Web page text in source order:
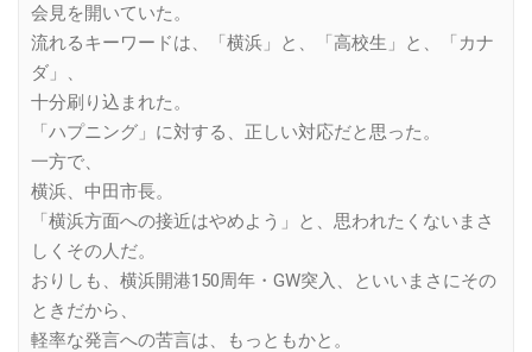
会見を開いていた。
流れるキーワードは、「横浜」と、「高校生」と、「カナ
ダ」、
十分刷り込まれた。
「ハプニング」に対する、正しい対応だと思った。
一方で、
横浜、中田市長。
「横浜方面への接近はやめよう」と、思われたくないまさ
しくその人だ。
おりしも、横浜開港150周年・GW突入、といいまさにその
ときだから、
軽率な発言への苦言は、もっともかと。